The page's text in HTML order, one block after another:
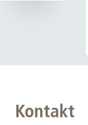
Kontakt